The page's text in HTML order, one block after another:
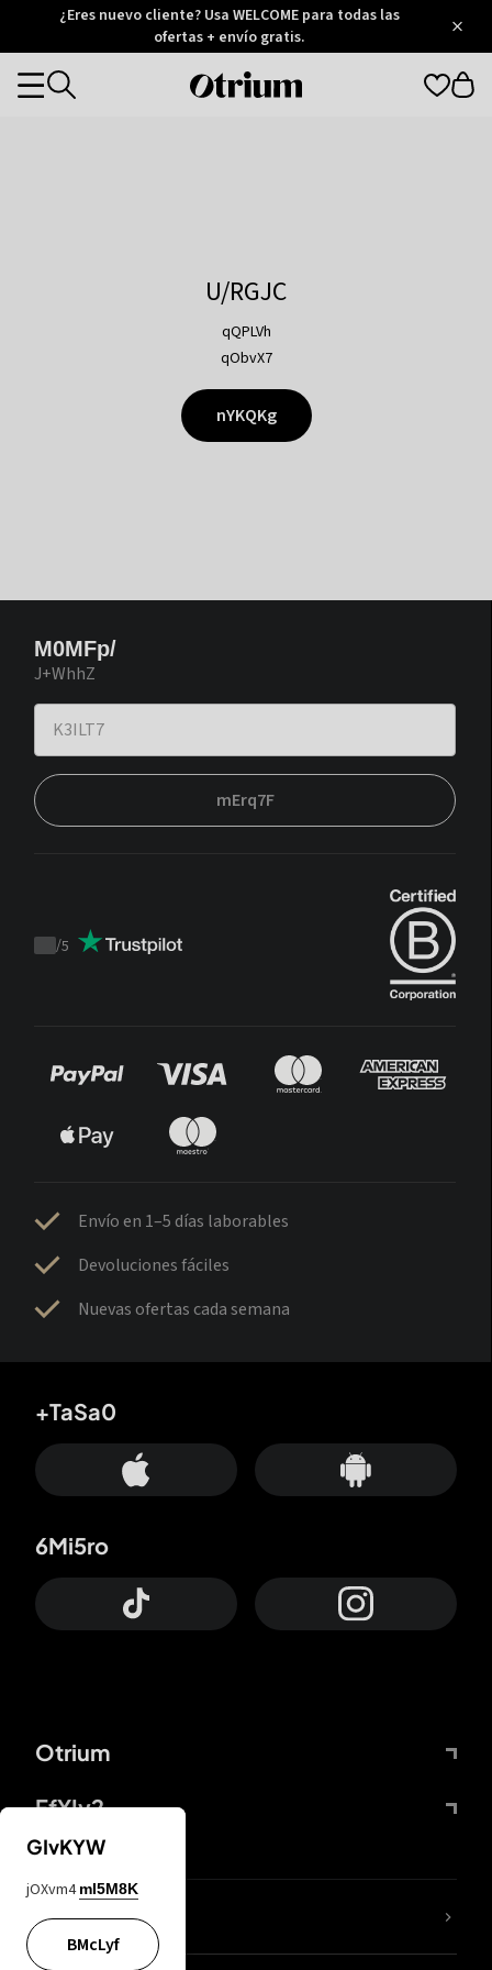
Otrium
Trustpilot
¿Eres nuevo cliente? Usa WELCOME para todas las
ofertas + envío gratis.
Otrium
Categories
U/RGJC
qQPLVh
qObvX7
nYKQKg
M0MFp/
J+WhhZ
mErq7F
Trustpilot
/5
Envío en 1–5 días laborables
Devoluciones fáciles
Nuevas ofertas cada semana
Otrium
FfYIy2
+TaSa0
6Mi5ro
65A04M
GIvKYW
jOXvm4 mI5M8K
BMcLyf